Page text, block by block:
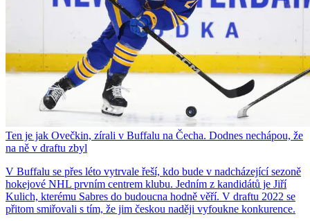
Ten je jak Ovečkin, zírali v Buffalu na Čecha. Dodnes nechápou, že
na ně v draftu zbyl
V Buffalu se přes léto vytrvale řeší, kdo bude v nadcházející sezoně
hokejové NHL prvním centrem klubu. Jedním z kandidátů je Jiří
Kulich, kterému Sabres do budoucna hodně věří. V draftu 2022 se
přitom smiřovali s tím, že jim českou naději vyfoukne konkurence.